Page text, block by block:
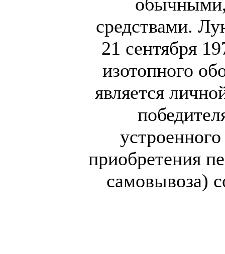
средствами.
21 сентября
изотопного
является
приобретения
самовывоза)